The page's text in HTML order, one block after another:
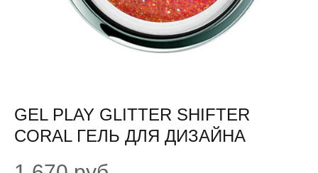
GEL PLAY GLITTER SHIFTER
CORAL ГЕЛЬ ДЛЯ ДИЗАЙНА